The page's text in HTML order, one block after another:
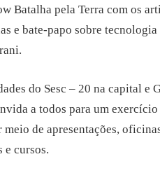
Batalha pela Terra com os
e bate-papo sobre
do Sesc – 20 na capital
a todos para um
de apresentações,
e cursos.